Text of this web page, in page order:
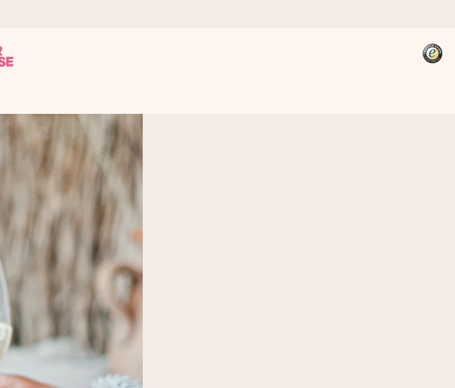
Zeitpunkt überreichen kannst, wenn es am meisten
Länder, in die wir versenden).